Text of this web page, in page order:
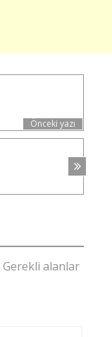
Önceki yazı
Gerekli alanlar